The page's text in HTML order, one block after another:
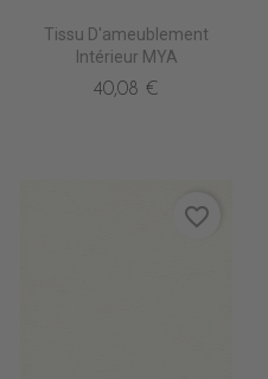
Tissu D'ameublement
Intérieur MYA
40,08 €
favorite_border